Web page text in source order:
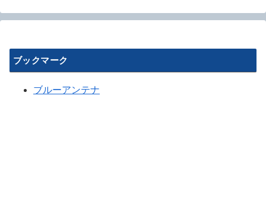
ブックマーク
ブルーアンテナ